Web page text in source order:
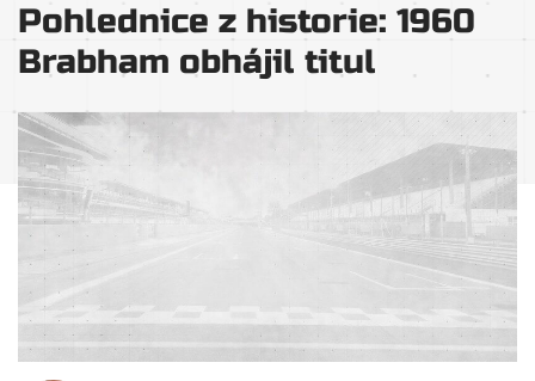
Pohlednice z historie: 1960
Brabham obhájil titul